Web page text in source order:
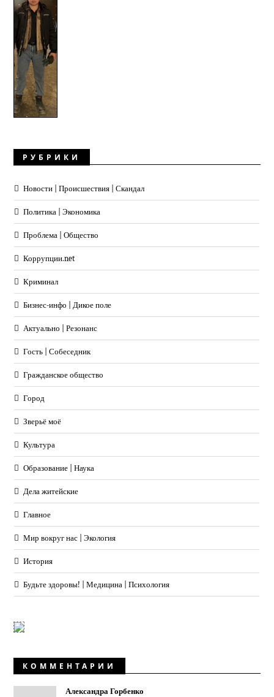
РУБРИКИ
Новости | Происшествия | Скандал
Политика | Экономика
Проблема | Общество
Коррупции.net
Криминал
Бизнес-инфо | Дикое поле
Актуально | Резонанс
Гость | Собеседник
Гражданское общество
Город
Зверьё моё
Культура
Образование | Наука
Дела житейские
Главное
Мир вокруг нас | Экология
История
Будьте здоровы! | Медицина | Психология
КОММЕНТАРИИ
Александра Горбенко